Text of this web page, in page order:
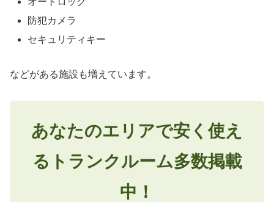
防犯カメラ
セキュリティキー
などがある施設も増えています。
あなたのエリアで安く使え
るトランクルーム多数掲載
中！